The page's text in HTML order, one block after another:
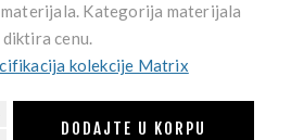
Kategorija materijala
diktira cenu.
kolekcije Matrix
DODAJTE U KORPU